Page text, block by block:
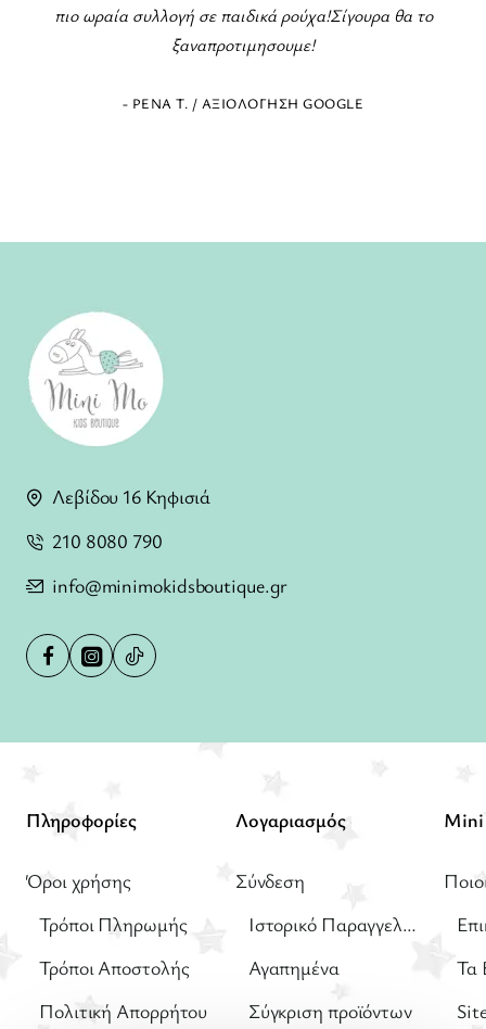
και πρόθυμο να εξυπηρετήσει!
- ΕΛΈΝΗ Ζ. / ΑΞΙΟΛΌΓΗΣΗ GOOGLE
Λεβίδου 16 Κηφισιά
210 8080 790
info@minimokidsboutique.gr
Πληροφορίες
Όροι χρήσης
Τρόποι Πληρωμής
Τρόποι Αποστολής
Πολιτική Απορρήτου
Λογαριασμός
Σύνδεση
Ιστορικό Παραγγελιών
Αγαπημένα
Σύγκριση προϊόντων
Τα